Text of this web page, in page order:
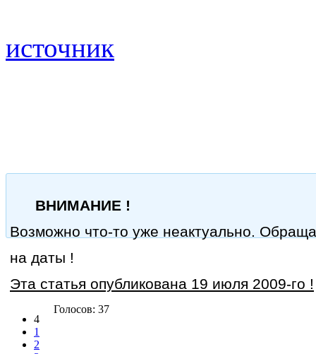
источник
ВНИМАНИЕ !
Возможно что-то уже неактуально.
на даты !
Эта статья опубликована 19 июля 2009-го !
4
1
2
Голосов: 37